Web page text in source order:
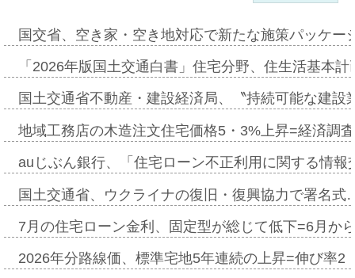
国交省、空き家・空き地対応で新たな施策パッケ
「2026年版国土交通白書」住宅分野、住生活基本
国土交通省不動産・建設経済局、〝持続可能な建
地域工務店の木造注文住宅価格5・3%上昇=経済調
auじぶん銀行、「住宅ローン不正利用に関する情
国土交通省、ウクライナの復旧・復興協力で署名
7月の住宅ローン金利、固定型が総じて低下=6月か
2026年分路線価、標準宅地5年連続の上昇=伸び率